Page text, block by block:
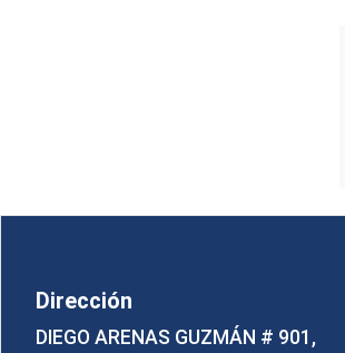
Dirección
DIEGO ARENAS GUZMÁN # 901,